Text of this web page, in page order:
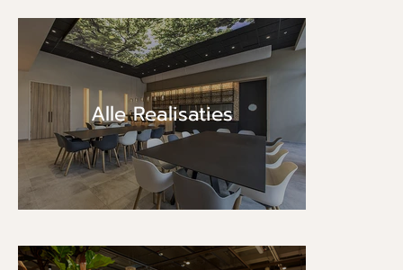
Alle Realisaties